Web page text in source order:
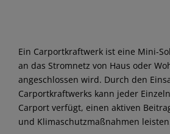
Ein Carportkraftwerk ist eine Mini-
an das Stromnetz von Haus oder
angeschlossen wird. Durch den
Carportkraftwerks kann jeder
Carport verfügt, einen aktiven
und Klimaschutzmaßnahmen